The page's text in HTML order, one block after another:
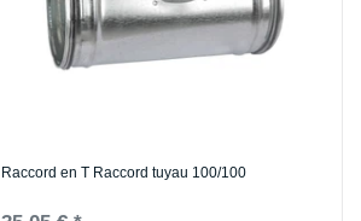
Raccord en T Raccord tuyau 100/100